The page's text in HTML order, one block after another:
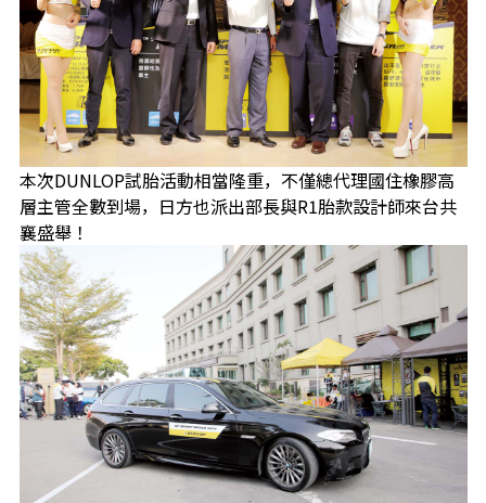
本次DUNLOP試胎活動相當隆重，不僅總代理國住橡膠高
層主管全數到場，日方也派出部長與R1胎款設計師來台共
襄盛舉！